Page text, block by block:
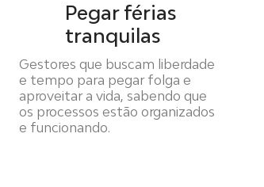
Pegar férias
tranquilas
Gestores que buscam liberdade
e tempo para pegar folga e
aproveitar a vida, sabendo que
os processos estão organizados
e funcionando.